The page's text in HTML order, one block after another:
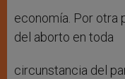
economía. Por otra
del aborto en toda
circunstancia del